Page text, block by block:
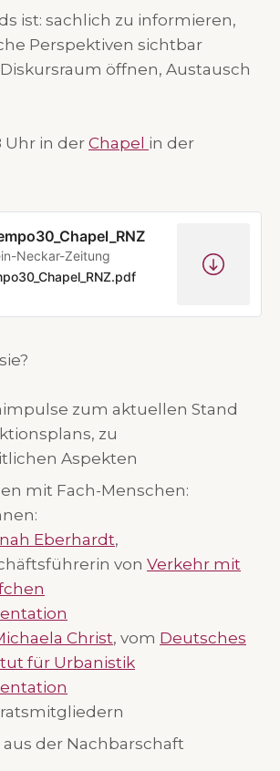
ist: sachlich zu informieren,
Perspektiven sichtbar
öffnen, Austausch
Uhr in der Chapel in der
Neckar-Zeitung
zum aktuellen Stand
zu
Aspekten
mit Fach-Menschen:
Eberhardt,
von Verkehr mit
Christ, vom Deutsches
für Urbanistik
der Nachbarschaft